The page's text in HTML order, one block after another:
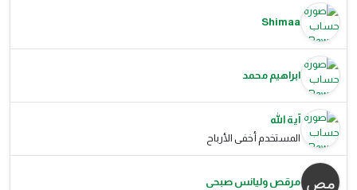
Shimaa
ابراهيم محمد
آية الله
المستخدم أخفى الأرباح
مرقص وليانس صبحى